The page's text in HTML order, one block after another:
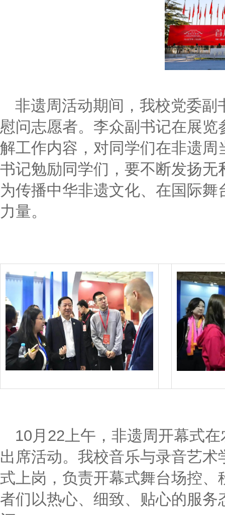
非遗周活动期间，我校党委
慰问志愿者。李众副书记在展
解工作内容，对同学们在非遗
书记勉励同学们，要不断发扬
为传播中华非遗文化、在国际
力量。
10月22上午，非遗周开幕式
出席活动。我校音乐与录音艺
式上岗，负责开幕式舞台场控
者们以热心、细致、贴心的服